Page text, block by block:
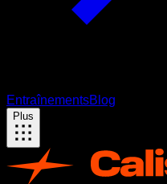
EntraînementsBlog
Plus